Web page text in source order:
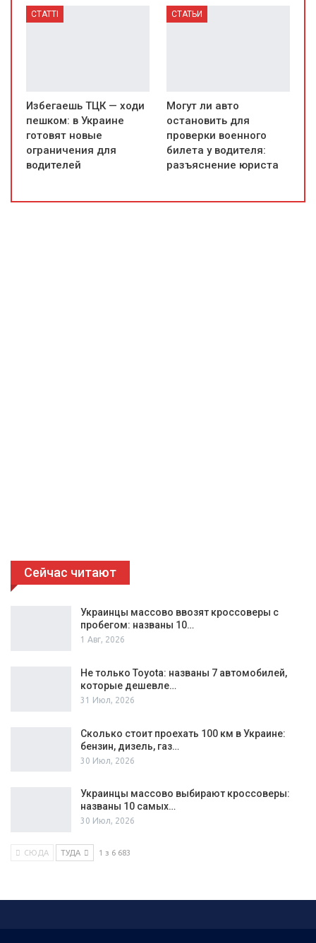
СТАТТІ
Избегаешь ТЦК — ходи
пешком: в Украине
готовят новые
ограничения для
водителей
СТАТЬИ
Могут ли авто
остановить для
проверки военного
билета у водителя:
разъяснение юриста
Сейчас читают
Украинцы массово ввозят кроссоверы с
пробегом: названы 10…
1 Авг, 2026
Не только Toyota: названы 7 автомобилей,
которые дешевле…
31 Июл, 2026
Сколько стоит проехать 100 км в Украине:
бензин, дизель, газ…
30 Июл, 2026
Украинцы массово выбирают кроссоверы:
названы 10 самых…
30 Июл, 2026
СЮДА ТУДА 1 з 6 683